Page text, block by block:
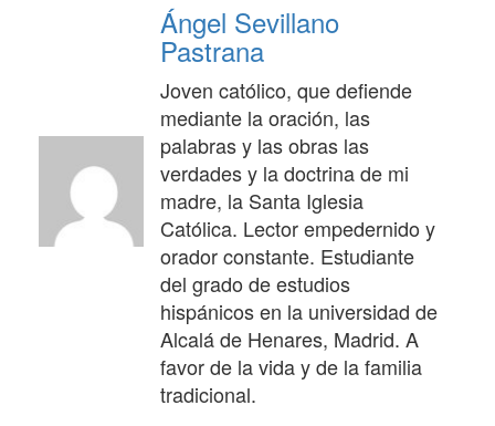
Ángel Sevillano
Pastrana
Joven católico, que defiende
mediante la oración, las
palabras y las obras las
verdades y la doctrina de mi
madre, la Santa Iglesia
Católica. Lector empedernido y
orador constante. Estudiante
del grado de estudios
hispánicos en la universidad de
Alcalá de Henares, Madrid. A
favor de la vida y de la familia
tradicional.